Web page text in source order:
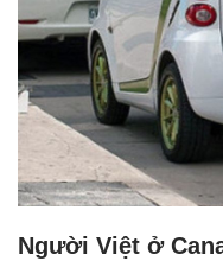
Người Việt ở